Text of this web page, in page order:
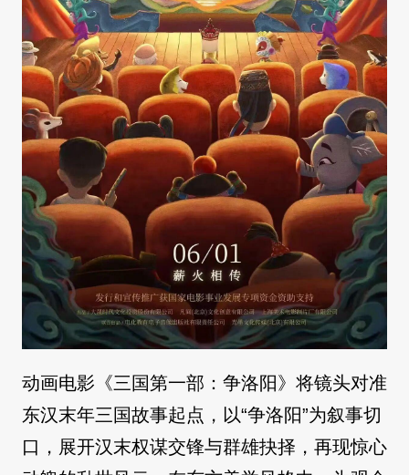
动画电影《三国第一部：争洛阳》将镜头对准
东汉末年三国故事起点，以“争洛阳”为叙事切
口，展开汉末权谋交锋与群雄抉择，再现惊心